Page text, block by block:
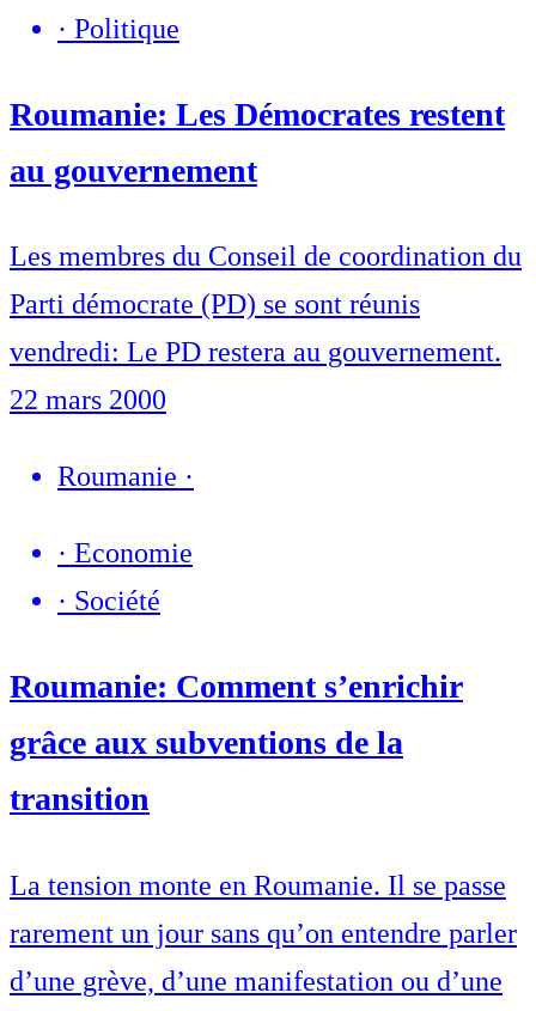
· Politique
Roumanie: Les Démocrates restent
au gouvernement
Les membres du Conseil de coordination du
Parti démocrate (PD) se sont réunis
vendredi: Le PD restera au gouvernement.
22 mars 2000
Roumanie ·
· Economie
· Société
Roumanie: Comment s’enrichir
grâce aux subventions de la
transition
La tension monte en Roumanie. Il se passe
rarement un jour sans qu’on entendre parler
d’une grève, d’une manifestation ou d’une